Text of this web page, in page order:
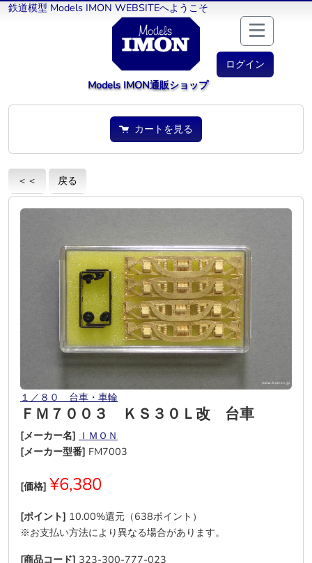
鉄道模型 Models IMON WEBSITEへようこそ
ログイン
Models IMON通販ショップ
カートを見る
＜＜ 戻る
１／８０ 台車・車輪
ＦＭ７００３ ＫＳ３０Ｌ改 台車
[メーカー名] ＩＭＯＮ
[メーカー型番] FM7003
[価格] ¥6,380
[ポイント] 10.00%還元（638ポイント）
※お支払い方法により異なる場合があります。
[商品コード] 323-300-777-023